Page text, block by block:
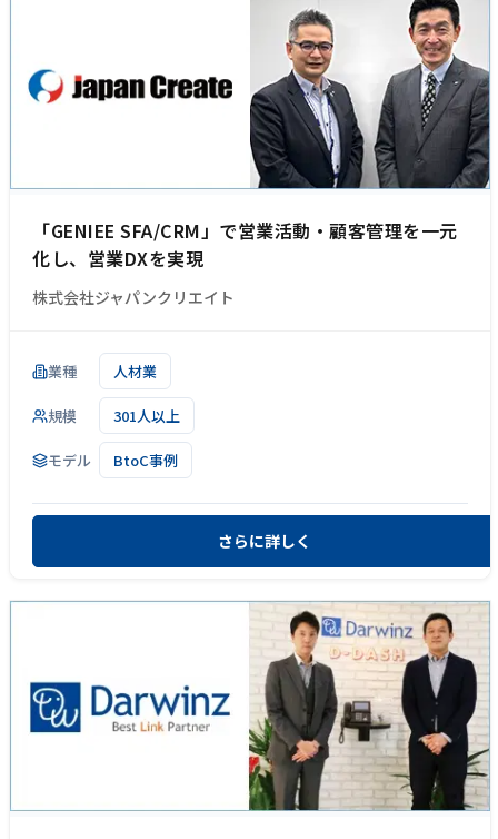
「GENIEE SFA/CRM」で営業活動・顧客管理を一元
化し、営業DXを実現
株式会社ジャパンクリエイト
業種 人材業
規模 301人以上
モデル BtoC事例
さらに詳しく